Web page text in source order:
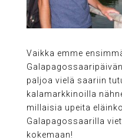
Vaikka emme
paljoa vielä saariin
kalamarkkinoilla
millaisia upeita
Galapagossaarilla
kokemaan!